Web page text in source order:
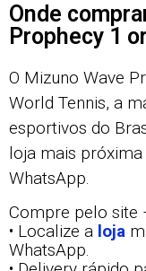
Onde
Prophecy 1
O Mizuno Wave
World Tennis, a
esportivos do
loja mais
WhatsApp.
Compre pelo site
• Localize a loja
WhatsApp.